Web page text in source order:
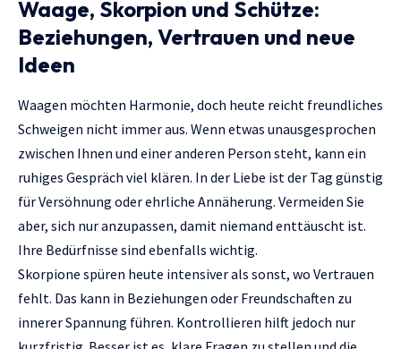
Waage, Skorpion und Schütze:
Beziehungen, Vertrauen und neue
Ideen
Waagen möchten Harmonie, doch heute reicht freundliches
Schweigen nicht immer aus. Wenn etwas unausgesprochen
zwischen Ihnen und einer anderen Person steht, kann ein
ruhiges Gespräch viel klären. In der Liebe ist der Tag günstig
für Versöhnung oder ehrliche Annäherung. Vermeiden Sie
aber, sich nur anzupassen, damit niemand enttäuscht ist.
Ihre Bedürfnisse sind ebenfalls wichtig.
Skorpione spüren heute intensiver als sonst, wo Vertrauen
fehlt. Das kann in Beziehungen oder Freundschaften zu
innerer Spannung führen. Kontrollieren hilft jedoch nur